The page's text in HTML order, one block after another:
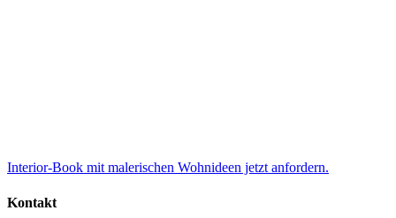
Interior-Book mit malerischen Wohnideen jetzt anfordern.
Kontakt